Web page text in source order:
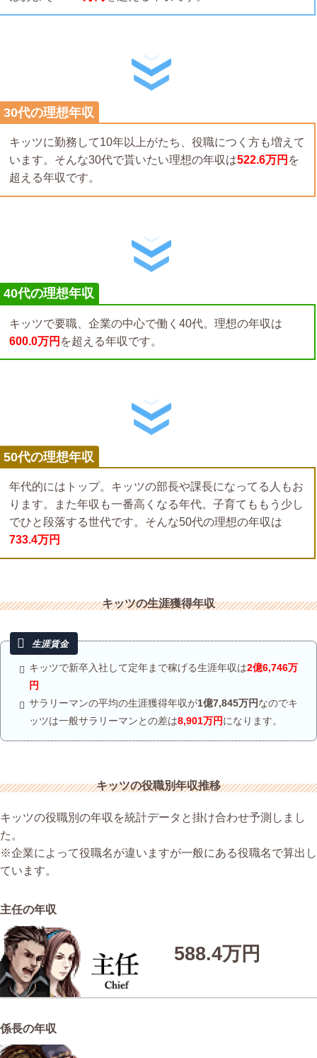
30代の理想年収
キッツに勤務して10年以上がたち、役職につく方も増えて
います。そんな30代で貰いたい理想の年収は522.6万円 を
超える年収です。
40代の理想年収
キッツで要職、企業の中心で働く40代。理想の年収は
600.0万円 を超える年収です。
50代の理想年収
年代的にはトップ。キッツの部長や課長になってる人もお
ります。また年収も一番高くなる年代。子育てももう少し
でひと段落する世代です。そんな50代の理想の年収は
733.4万円
キッツの生涯獲得年収
キッツで新卒入社して定年まで稼げる生涯年収は2億6,746万
円
サラリーマンの平均の生涯獲得年収が1億7,845万円なのでキ
ッツは一般サラリーマンとの差は8,901万円になります。
キッツの役職別年収推移
キッツの役職別の年収を統計データと掛け合わせ予測しまし
た。
※企業によって役職名が違いますが一般にある役職名で算出し
ています。
主任の年収
588.4万円
係長の年収